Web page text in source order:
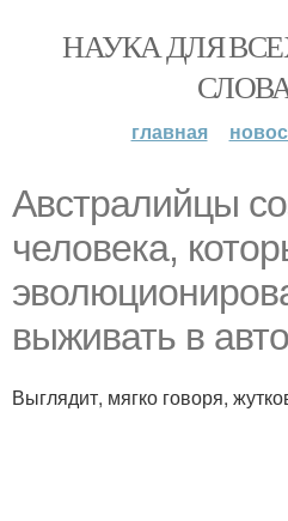
НАУКА ДЛЯ
главная
Австралийцы
человека,
выживать в
Выглядит, мягко говоря,